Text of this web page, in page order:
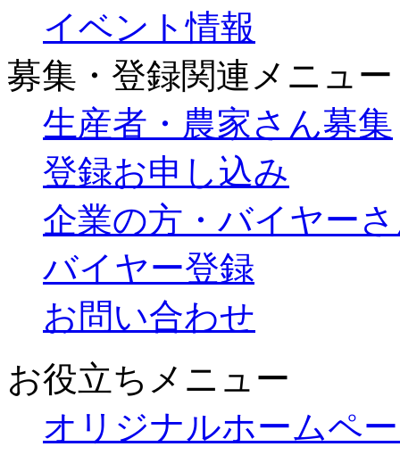
イベント情報
募集・登録関連メニュー
生産者・農家さん募集
登録お申し込み
企業の方・バイヤー
バイヤー登録
お問い合わせ
お役立ちメニュー
オリジナルホームペ